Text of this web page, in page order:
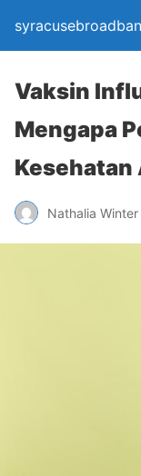
Vaksin
Mengapa
Kesehatan
Nathalia Winter